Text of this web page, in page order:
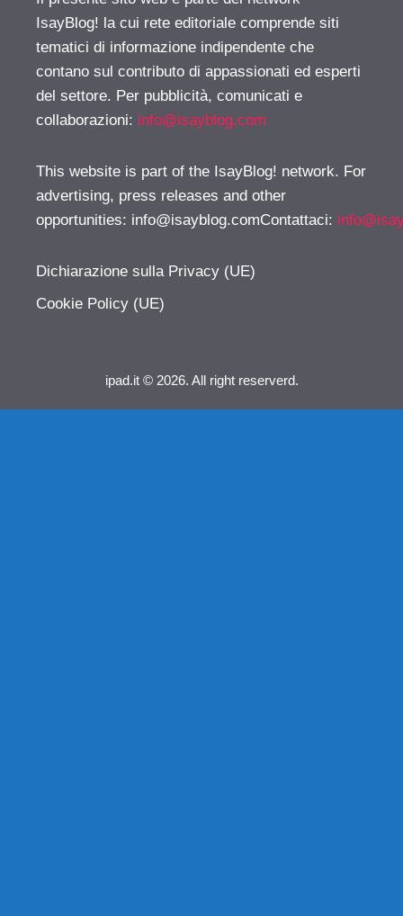
IsayBlog! la cui rete editoriale comprende siti
tematici di informazione indipendente che
contano sul contributo di appassionati ed esperti
del settore. Per pubblicità, comunicati e
collaborazioni: info@isayblog.com
This website is part of the IsayBlog! network. For
advertising, press releases and other
opportunities: info@isayblog.comContattaci:
Dichiarazione sulla Privacy (UE)
Cookie Policy (UE)
ipad.it © 2026. All right reserverd.